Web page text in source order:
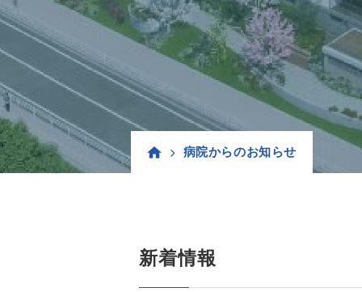
病院からのお知らせ
新着情報